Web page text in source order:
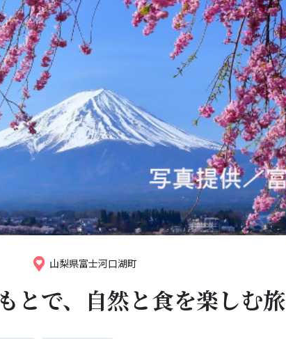
山梨県富士河口湖町
とで、自然と食を楽しむ旅